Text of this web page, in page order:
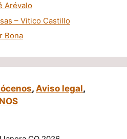
Arévalo
– Vitico Castillo
Bona
, Aviso legal,